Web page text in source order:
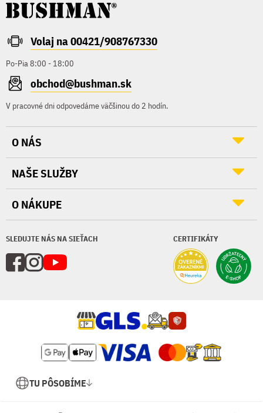
Volaj na 00421/908767330
Po-Pia 8:00 - 18:00
obchod@bushman.sk
V pracovné dni odpovedáme väčšinou do 2 hodín.
SLEDUJTE NÁS NA SIEŤACH CERTIFIKÁTY
O NÁS
NAŠE SLUŽBY
O NÁKUPE
TU PÔSOBÍME